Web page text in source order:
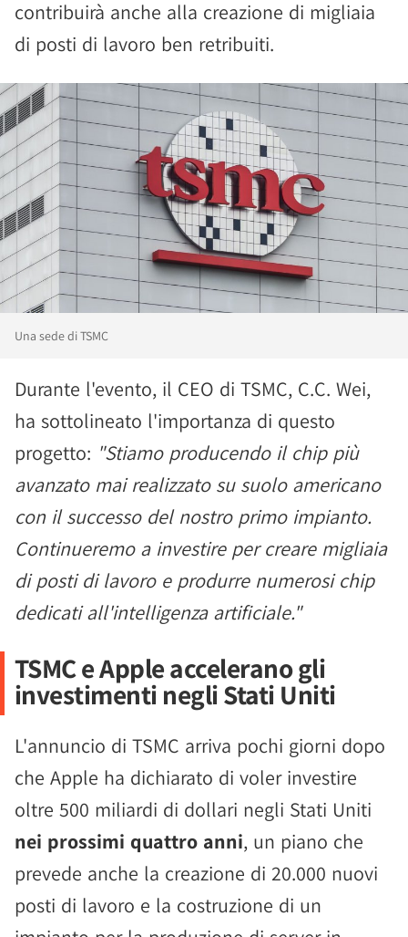
contribuirà anche alla creazione di migliaia
di posti di lavoro ben retribuiti.
Una sede di TSMC
Durante l'evento, il CEO di TSMC, C.C. Wei,
ha sottolineato l'importanza di questo
progetto: "Stiamo producendo il chip più
avanzato mai realizzato su suolo americano
con il successo del nostro primo impianto.
Continueremo a investire per creare migliaia
di posti di lavoro e produrre numerosi chip
dedicati all'intelligenza artificiale."
TSMC e Apple accelerano gli
investimenti negli Stati Uniti
L'annuncio di TSMC arriva pochi giorni dopo
che Apple ha dichiarato di voler investire
oltre 500 miliardi di dollari negli Stati Uniti
nei prossimi quattro anni, un piano che
prevede anche la creazione di 20.000 nuovi
posti di lavoro e la costruzione di un